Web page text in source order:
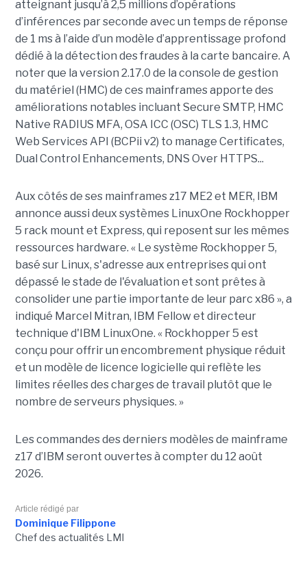
atteignant jusqu’à 2,5 millions d’opérations
d’inférences par seconde avec un temps de réponse
de 1 ms à l’aide d’un modèle d’apprentissage profond
dédié à la détection des fraudes à la carte bancaire. A
noter que la version 2.17.0 de la console de gestion
du matériel (HMC) de ces mainframes apporte des
améliorations notables incluant Secure SMTP, HMC
Native RADIUS MFA, OSA ICC (OSC) TLS 1.3, HMC
Web Services API (BCPii v2) to manage Certificates,
Dual Control Enhancements, DNS Over HTTPS...
Aux côtés de ses mainframes z17 ME2 et MER, IBM
annonce aussi deux systèmes LinuxOne Rockhopper
5 rack mount et Express, qui reposent sur les mêmes
ressources hardware. « Le système Rockhopper 5,
basé sur Linux, s'adresse aux entreprises qui ont
dépassé le stade de l'évaluation et sont prêtes à
consolider une partie importante de leur parc x86 », a
indiqué Marcel Mitran, IBM Fellow et directeur
technique d'IBM LinuxOne. « Rockhopper 5 est
conçu pour offrir un encombrement physique réduit
et un modèle de licence logicielle qui reflète les
limites réelles des charges de travail plutôt que le
nombre de serveurs physiques. »
Les commandes des derniers modèles de mainframe
z17 d’IBM seront ouvertes à compter du 12 août
2026.
Article rédigé par
Dominique Filippone
Chef des actualités LMI